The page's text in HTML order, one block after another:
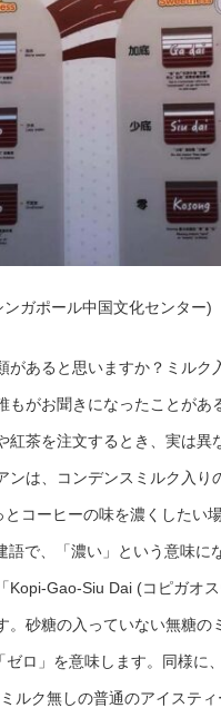
ンガポール中国文化センター)
があると思いますか？ミル
がお聞きになったことがあ
紅茶を注文するとき、実は
は、コンデンスミルク入り
とコーヒーの味を濃くしたい
で、「濃い」という意味に
Kopi-Gao-Siu Dai (コピガオ
。砂糖の入っていない無糖
ロ」を意味します。同様に
ルク無しの普通のアイステ